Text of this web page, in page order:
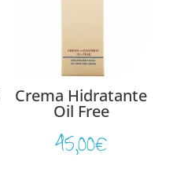
Crema Hidratante
Oil Free
45,00€